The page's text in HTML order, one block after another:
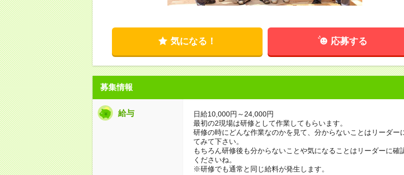
気になる！ 応募する
募集情報
給与
日給10,000円～24,000円
最初の2現場は研修として作業してもらいます。
研修の時にどんな作業なのかを見て、分からないことはリーダー
てみて下さい。
もちろん研修後も分からないことや気になることはリーダーに確
くださいね。
※研修でも通常と同じ給料が発生します。